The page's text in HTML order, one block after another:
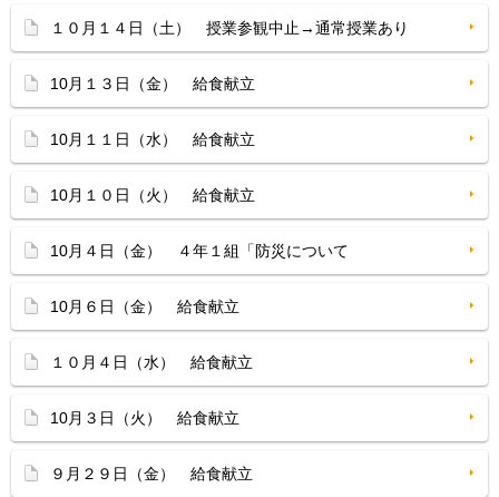
１０月１４日（土） 授業参観中止→通常授業あり
10月１３日（金） 給食献立
10月１１日（水） 給食献立
10月１０日（火） 給食献立
10月４日（金） ４年１組「防災について
10月６日（金） 給食献立
１０月４日（水） 給食献立
10月３日（火） 給食献立
９月２９日（金） 給食献立